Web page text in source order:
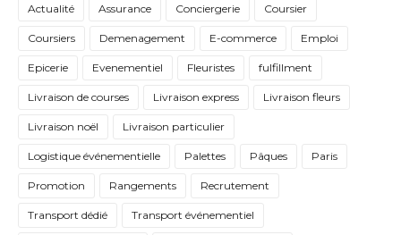
Actualité Assurance Conciergerie Coursier
Coursiers Demenagement E-commerce Emploi
Epicerie Evenementiel Fleuristes fulfillment
Livraison de courses Livraison express Livraison fleurs
Livraison noël Livraison particulier
Logistique événementielle Palettes Pâques Paris
Promotion Rangements Recrutement
Transport dédié Transport événementiel